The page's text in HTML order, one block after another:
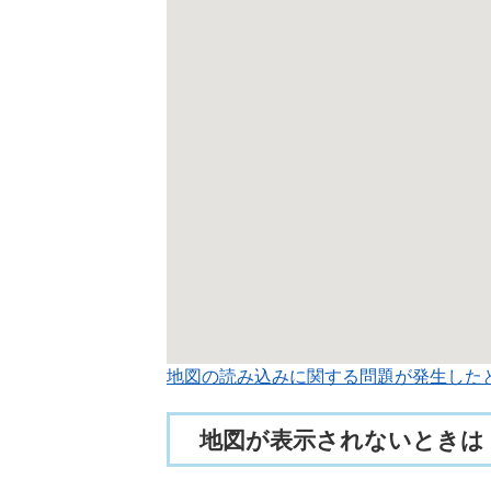
地図の読み込みに関する問題が発生した
地図が表示されないときは